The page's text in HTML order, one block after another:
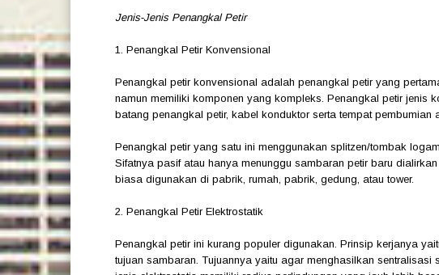
Jenis-Jenis Penangkal Petir
1. Penangkal Petir Konvensional
Penangkal petir konvensional adalah penangkal petir yang
namun memiliki komponen yang kompleks. Penangkal petir jenis
batang penangkal petir, kabel konduktor serta tempat pembumian
Penangkal petir yang satu ini menggunakan splitzen/tombak
Sifatnya pasif atau hanya menunggu sambaran petir baru
biasa digunakan di pabrik, rumah, pabrik, gedung, atau tower.
2. Penangkal Petir Elektrostatik
Penangkal petir ini kurang populer digunakan. Prinsip kerjanya
tujuan sambaran. Tujuannya yaitu agar menghasilkan